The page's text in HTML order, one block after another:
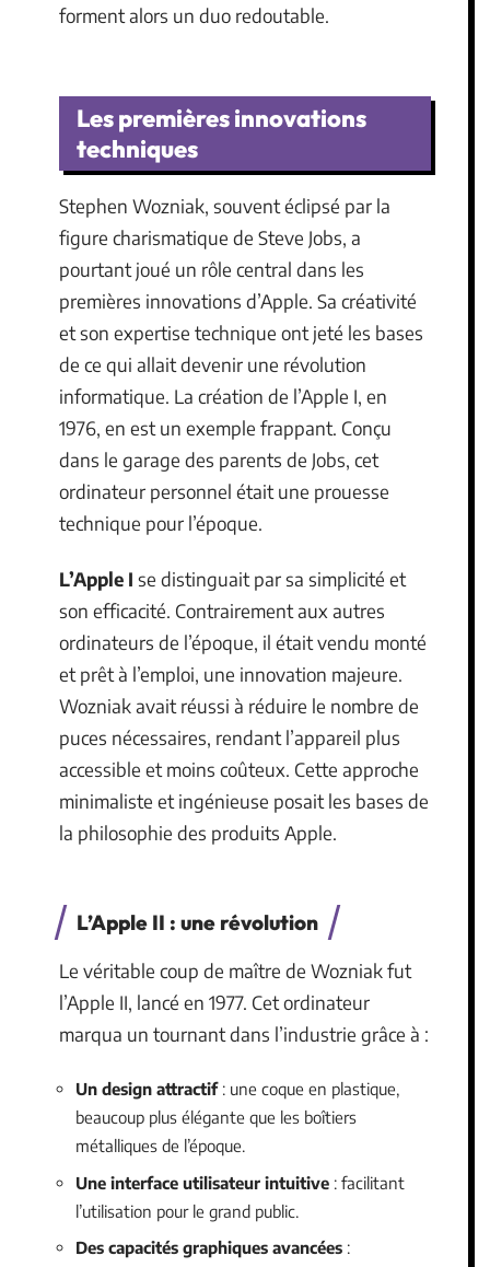
forment alors un duo redoutable.
Les premières innovations
techniques
Stephen Wozniak, souvent éclipsé par la
figure charismatique de Steve Jobs, a
pourtant joué un rôle central dans les
premières innovations d’Apple. Sa créativité
et son expertise technique ont jeté les bases
de ce qui allait devenir une révolution
informatique. La création de l’Apple I, en
1976, en est un exemple frappant. Conçu
dans le garage des parents de Jobs, cet
ordinateur personnel était une prouesse
technique pour l’époque.
L’Apple I se distinguait par sa simplicité et
son efficacité. Contrairement aux autres
ordinateurs de l’époque, il était vendu monté
et prêt à l’emploi, une innovation majeure.
Wozniak avait réussi à réduire le nombre de
puces nécessaires, rendant l’appareil plus
accessible et moins coûteux. Cette approche
minimaliste et ingénieuse posait les bases de
la philosophie des produits Apple.
L’Apple II : une révolution
Le véritable coup de maître de Wozniak fut
l’Apple II, lancé en 1977. Cet ordinateur
marqua un tournant dans l’industrie grâce à :
Un design attractif: une coque en plastique,
beaucoup plus élégante que les boîtiers
métalliques de l’époque.
Une interface utilisateur intuitive : facilitant
l’utilisation pour le grand public.
Des capacités graphiques avancées :